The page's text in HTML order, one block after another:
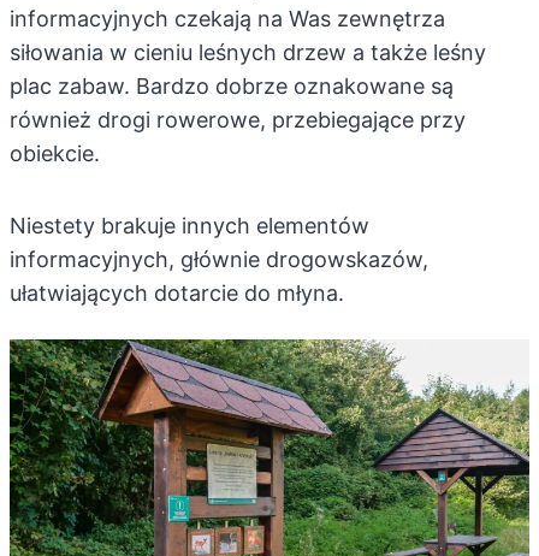
informacyjnych czekają na Was zewnętrza
siłowania w cieniu leśnych drzew a także leśny
plac zabaw. Bardzo dobrze oznakowane są
również drogi rowerowe, przebiegające przy
obiekcie.
Niestety brakuje innych elementów
informacyjnych, głównie drogowskazów,
ułatwiających dotarcie do młyna.